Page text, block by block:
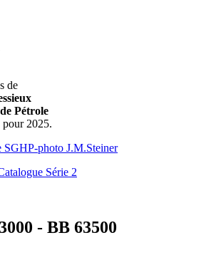
de
Pétrole
pour 2025.
Série 2
- BB 63500